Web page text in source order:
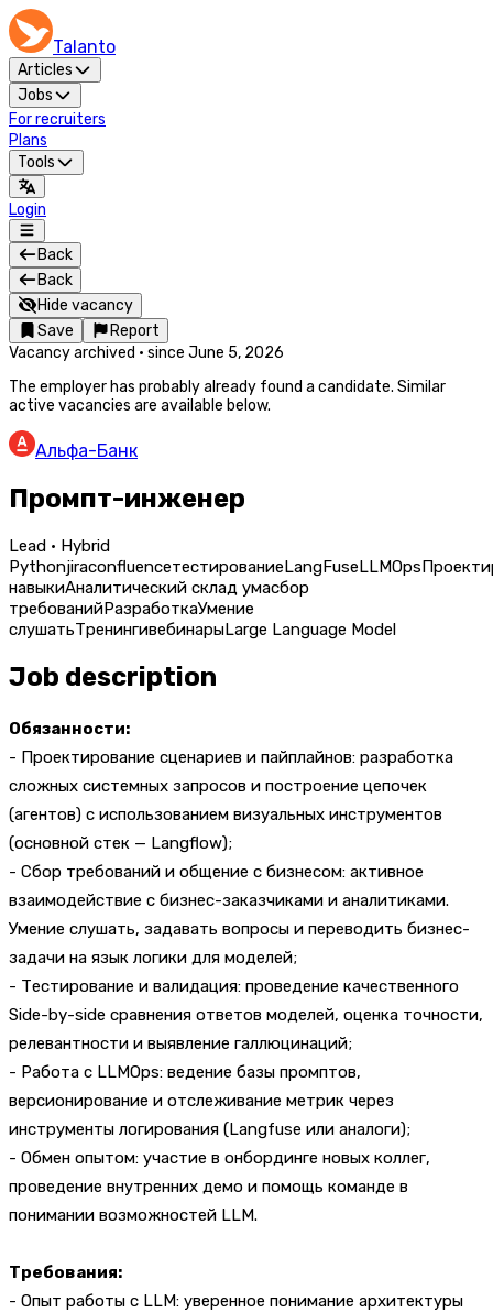
Talanto
Articles
Jobs
For recruiters
Plans
Tools
Login
Back
Back
Hide vacancy
Save
Report
Vacancy archived · since June 5, 2026
The employer has probably already found a candidate. Similar
active vacancies are available below.
Альфа-Банк
Промпт-инженер
Lead · Hybrid
PythonjiraconfluenceтестированиеLangFuseLLMOps
навыкиАналитический склад умасбор
требованийРазработкаУмение
слушатьТренингивебинарыLarge Language Model
Job description
Обязанности:
- Проектирование сценариев и пайплайнов: разработка
сложных системных запросов и построение цепочек
(агентов) с использованием визуальных инструментов
(основной стек — Langflow);
- Сбор требований и общение с бизнесом: активное
взаимодействие с бизнес-заказчиками и аналитиками.
Умение слушать, задавать вопросы и переводить бизнес-
задачи на язык логики для моделей;
- Тестирование и валидация: проведение качественного
Side-by-side сравнения ответов моделей, оценка точности,
релевантности и выявление галлюцинаций;
- Работа с LLMOps: ведение базы промптов,
версионирование и отслеживание метрик через
инструменты логирования (Langfuse или аналоги);
- Обмен опытом: участие в онбординге новых коллег,
проведение внутренних демо и помощь команде в
понимании возможностей LLM.
Требования:
- Опыт работы с LLM: уверенное понимание архитектуры